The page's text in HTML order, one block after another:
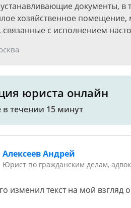
документы, в
хозяйственное
связанные с исполнением
юриста онлайн
в течении 15 минут
Алексеев Андрей
Юрист по гражданским делам,
изменил текст на мой взгляд